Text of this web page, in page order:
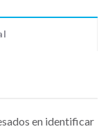
en identificar